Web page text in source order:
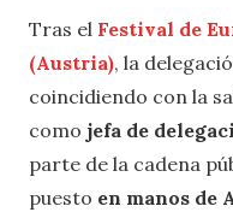
Tras el Festival de
(Austria), la
coincidiendo con la
como jefa de
parte de la cadena
puesto en manos de